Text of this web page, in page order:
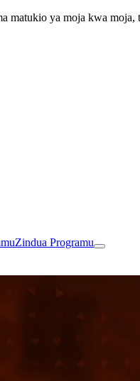
matukio ya moja kwa moja,
Zindua Programu